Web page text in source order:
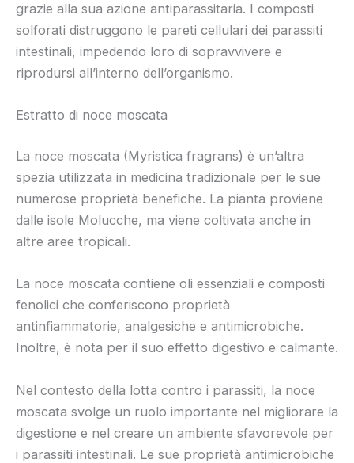
grazie alla sua azione antiparassitaria. I composti
solforati distruggono le pareti cellulari dei parassiti
intestinali, impedendo loro di sopravvivere e
riprodursi all’interno dell’organismo.
Estratto di noce moscata
La noce moscata (Myristica fragrans) è un’altra
spezia utilizzata in medicina tradizionale per le sue
numerose proprietà benefiche. La pianta proviene
dalle isole Molucche, ma viene coltivata anche in
altre aree tropicali.
La noce moscata contiene oli essenziali e composti
fenolici che conferiscono proprietà
antinfiammatorie, analgesiche e antimicrobiche.
Inoltre, è nota per il suo effetto digestivo e calmante.
Nel contesto della lotta contro i parassiti, la noce
moscata svolge un ruolo importante nel migliorare la
digestione e nel creare un ambiente sfavorevole per
i parassiti intestinali. Le sue proprietà antimicrobiche